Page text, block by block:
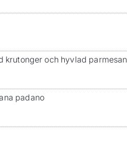
krutonger och hyvlad parmesan
padano